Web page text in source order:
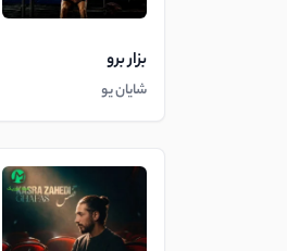
بزار برو
شایان یو